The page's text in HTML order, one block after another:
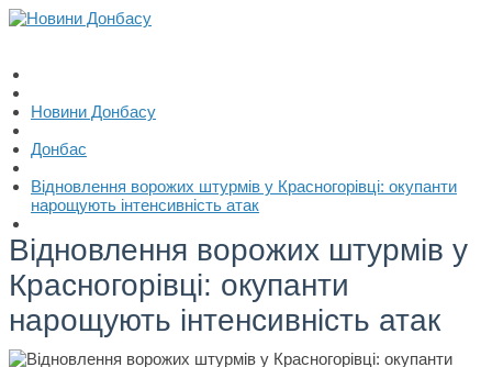
Новини Донбасу
Донбас
Відновлення ворожих штурмів у Красногорівці: окупанти
нарощують інтенсивність атак
Відновлення ворожих штурмів у
Красногорівці: окупанти
нарощують інтенсивність атак